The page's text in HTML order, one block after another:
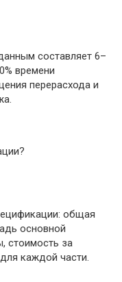
составляет 6–
времени
перерасхода и
общая
основной
стоимость за
каждой части.